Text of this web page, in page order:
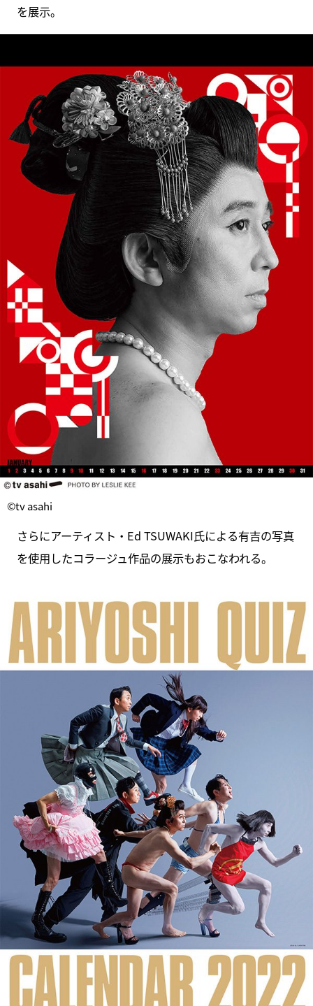
を展示。
©tv asahi
さらにアーティスト・Ed TSUWAKI⽒による有吉の写真
を使⽤したコラージュ作品の展⽰もおこなわれる。